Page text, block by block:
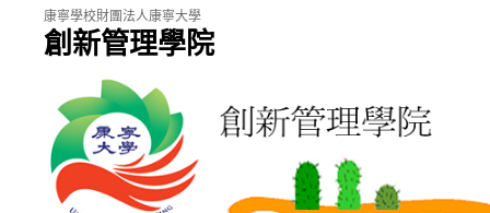
創新管理學院
康寧學校財團法人康寧大學